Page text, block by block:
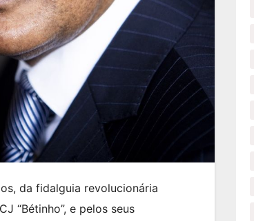
da fidalguia revolucionária
“Bétinho”, e pelos seus